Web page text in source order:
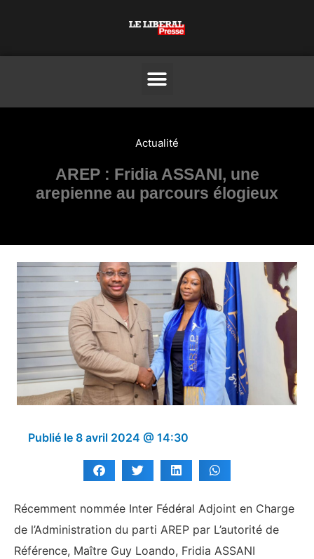
Actualité
AREP : Fridia ASSANI, une
arepienne au parcours élogieux
Publié le 8 avril 2024 @ 14:30
Récemment nommée Inter Fédéral Adjoint en Charge
de l’Administration du parti AREP par L’autorité de
Référence, Maître Guy Loando, Fridia ASSANI